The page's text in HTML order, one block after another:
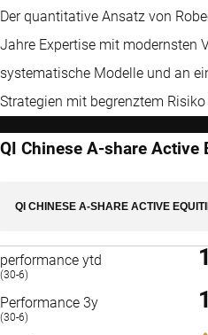
Der quantitative Ansatz von
Jahre Expertise mit modernsten
systematische Modelle und an
Strategien mit begrenztem
QI Chinese A-share Active
QI CHINESE A-SHARE ACTIVE
performance ytd
(30-6)
Performance 3y
(30-6)